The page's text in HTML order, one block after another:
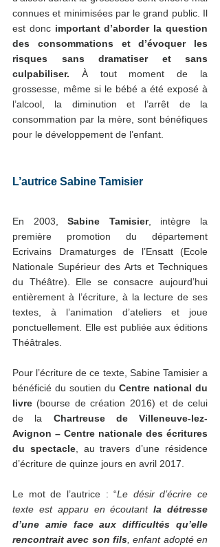
connues et minimisées par le grand public. Il
est donc important d’aborder la question
des consommations et d’évoquer les
risques sans dramatiser et sans
culpabiliser. À tout moment de la
grossesse, même si le bébé a été exposé à
l’alcool, la diminution et l’arrêt de la
consommation par la mère, sont bénéfiques
pour le développement de l’enfant.
L’autrice Sabine Tamisier
En 2003, Sabine Tamisier, intègre la
première promotion du département
Ecrivains Dramaturges de l’Ensatt (Ecole
Nationale Supérieur des Arts et Techniques
du Théâtre). Elle se consacre aujourd’hui
entièrement à l’écriture, à la lecture de ses
textes, à l’animation d’ateliers et joue
ponctuellement. Elle est publiée aux éditions
Théâtrales.
Pour l’écriture de ce texte, Sabine Tamisier a
bénéficié du soutien du Centre national du
livre (bourse de création 2016) et de celui
de la Chartreuse de Villeneuve-lez-
Avignon – Centre nationale des écritures
du spectacle, au travers d’une résidence
d’écriture de quinze jours en avril 2017.
Le mot de l’autrice : “Le désir d’écrire ce
texte est apparu en écoutant la détresse
d’une amie face aux difficultés qu’elle
rencontrait avec son fils , enfant adopté en